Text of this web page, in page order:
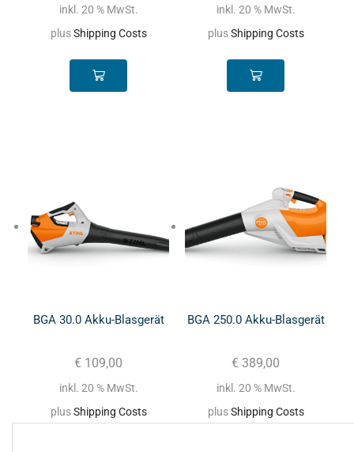
inkl. 20 % MwSt.
plusShipping Costs
inkl. 20 % MwSt.
plusShipping Costs
BGA 30.0 Akku-Blasgerät
€ 109,00
inkl. 20 % MwSt.
plusShipping Costs
BGA 250.0 Akku-Blasgerät
€ 389,00
inkl. 20 % MwSt.
plusShipping Costs